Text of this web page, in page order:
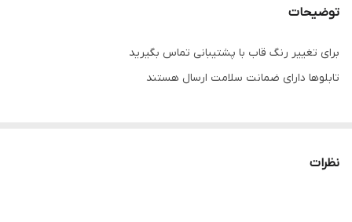
ویژگی‌های مقاومتی
جنس پی وی سی
توضیحات
برای تغییر رنگ قاب با پشتیبانی تماس بگیرید
تابلوها دارای ضمانت سلامت ارسال هستند
نظرات